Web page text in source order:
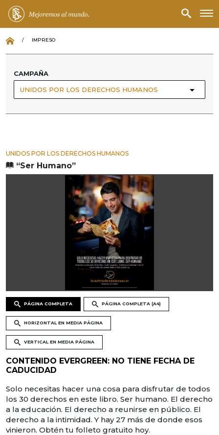
/ IMPRESO
CAMPAÑA
UNIDOS POR LOS DERECHOS HUMANOS
UNIDOS POR LOS DERECHOS HUMANOS
“Ser Humano”
PÁGINA COMPLETA PÁGINA COMPLETA (A4)
HORIZONTAL EN MEDIA PÁGINA
VERTICAL EN MEDIA PÁGINA
CONTENIDO EVERGREEN: NO TIENE FECHA DE
CADUCIDAD
Solo necesitas hacer una cosa para disfrutar de todos
los 30 derechos en este libro. Ser humano. El derecho
a la educación. El derecho a reunirse en público. El
derecho a la intimidad. Y hay 27 más de donde esos
vinieron. Obtén tu folleto gratuito hoy.